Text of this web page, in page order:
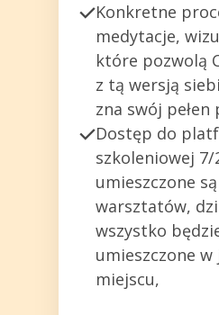
Konkretne
medytacje,
które pozwolą
z tą wersją
zna swój pełen
Dostęp do
szkoleniowej
umieszczone
warsztatów,
wszystko
umieszczone w
miejscu,